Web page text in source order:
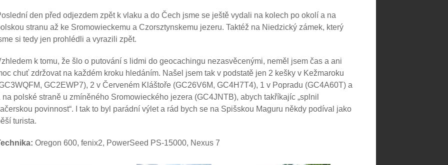
den před odjezdem zpět k vlaku a do Čech jsme se ještě vydali na kolech po okolí a na
stranu až ke Sromowieckemu a Czorsztynskemu jezeru. Taktéž na Niedzický zámek, který
si tedy jen prohlédli a vyrazili zpět.
k tomu, že šlo o putování s lidmi do geocachingu nezasvěcenými, neměl jsem čas a ani
chuť zdržovat na každém kroku hledáním. Našel jsem tak v podstatě jen 2 kešky v Kežmaroku
GC2EWP7), 2 v Červeném Kláštoře (GC26V6M, GC4H7T4), 1 v Popradu (GC4A60T) a
na polské straně u zmíněného Sromowieckého jezera (GC4JNTB), abych takříkajíc „splnil
povinnost“. I tak to byl parádní výlet a rád bych se na Spišskou Maguru někdy podíval jako
turista.
Oregon 600, fenix2, PowerSeed PS-15000, Nexus 7